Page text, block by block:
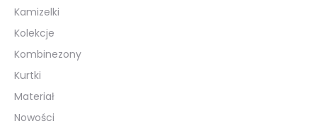
Kamizelki
Kolekcje
Kombinezony
Kurtki
Materiał
Nowości